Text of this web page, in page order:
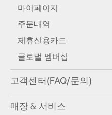
마이페이지
주문내역
제휴신용카드
글로벌 멤버십
고객센터(FAQ/문의)
매장 & 서비스